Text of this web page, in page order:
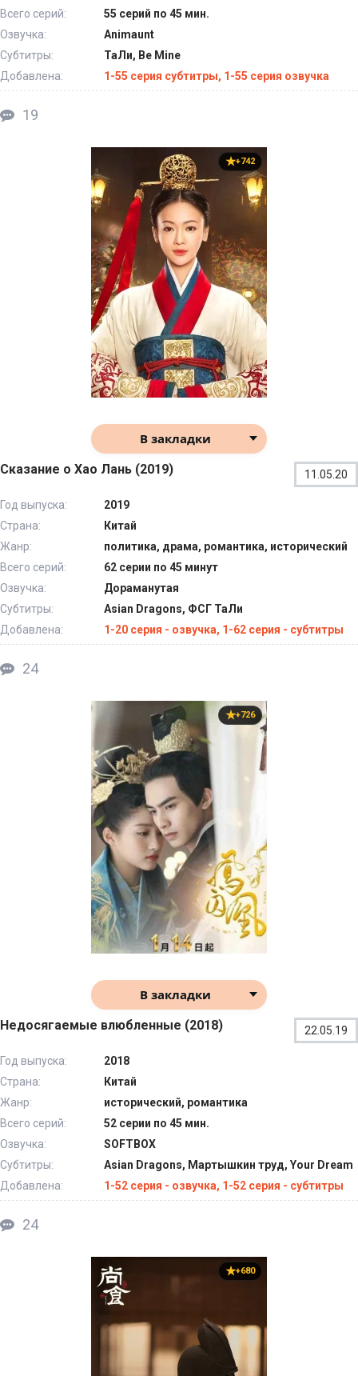
Всего серий:
55 серий по 45 мин.
Озвучка:
Animaunt
Субтитры:
ТаЛи, Be Mine
Добавлена:
1-55 серия субтитры, 1-55 серия озвучка
19
+742
В закладки
Сказание о Хао Лань (2019) 11.05.20
Год выпуска:
2019
Страна:
Китай
Жанр:
политика, драма, романтика, исторический
Всего серий:
62 серии по 45 минут
Озвучка:
Дораманутая
Субтитры:
Asian Dragons, ФСГ ТаЛи
Добавлена:
1-20 серия - озвучка, 1-62 серия - субтитры
24
+726
В закладки
Недосягаемые влюбленные (2018) 22.05.19
Год выпуска:
2018
Страна:
Китай
Жанр:
исторический, романтика
Всего серий:
52 серии по 45 мин.
Озвучка:
SOFTBOX
Субтитры:
Asian Dragons, Мартышкин труд, Your Dream
Добавлена:
1-52 серия - озвучка, 1-52 серия - субтитры
24
+680